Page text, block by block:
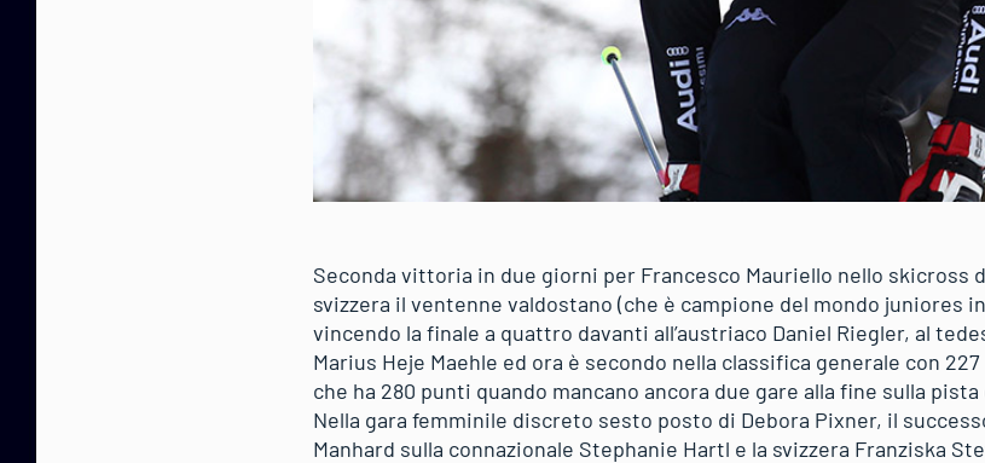
Seconda vittoria in due giorni per Francesco Mauriello nello skicross
svizzera il ventenne valdostano (che è campione del mondo juniores
vincendo la finale a quattro davanti all’austriaco Daniel Riegler, al
Marius Heje Maehle ed ora è secondo nella classifica generale con
che ha 280 punti quando mancano ancora due gare alla fine sulla
Nella gara femminile discreto sesto posto di Debora Pixner, il
Manhard sulla connazionale Stephanie Hartl e la svizzera Franziska